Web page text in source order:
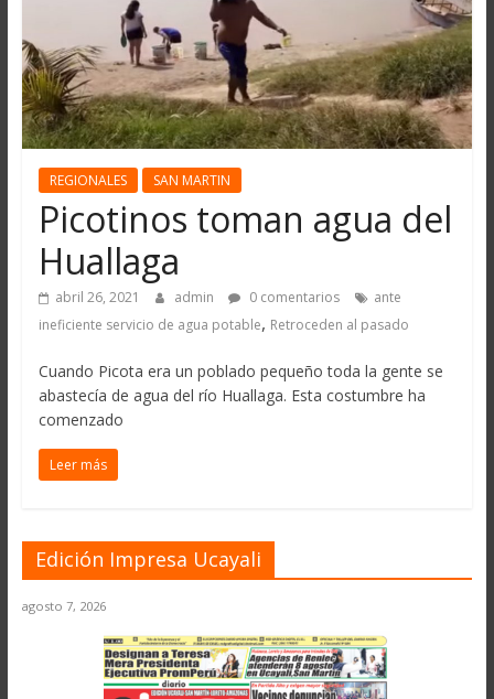
REGIONALES SAN MARTIN
Picotinos toman agua del
Huallaga
abril 26, 2021 admin 0 comentarios
ante
ineficiente servicio de agua potable, Retroceden al pasado
Cuando Picota era un poblado pequeño toda la gente se
abastecía de agua del río Huallaga. Esta costumbre ha
comenzado
Leer más
Edición Impresa Ucayali
agosto 7, 2026